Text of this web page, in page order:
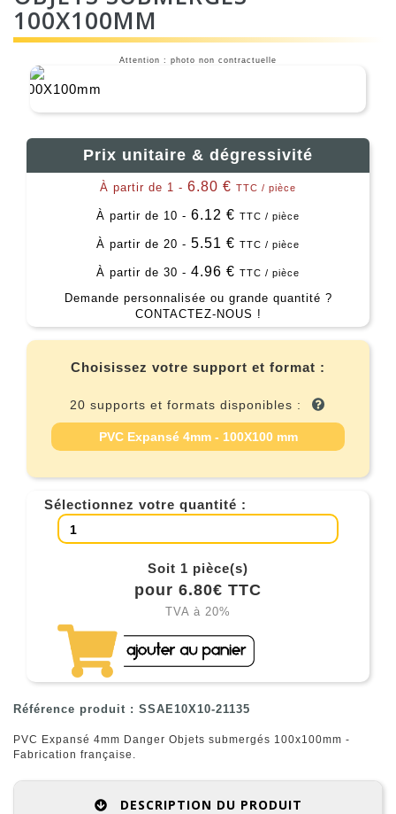
100X100MM
Attention : photo non contractuelle
Prix unitaire & dégressivité
À partir de 1 - 6.80 € TTC / pièce
À partir de 10 - 6.12 € TTC / pièce
À partir de 20 - 5.51 € TTC / pièce
À partir de 30 - 4.96 € TTC / pièce
Demande personnalisée ou grande quantité ?
CONTACTEZ-NOUS !
Choisissez votre support et format :
20 supports et formats disponibles :
PVC Expansé 4mm - 100X100 mm
Sélectionnez votre quantité :
Soit 1 pièce(s)
pour 6.80€ TTC
TVA à 20%
Référence produit : SSAE10X10-21135
PVC Expansé 4mm Danger Objets submergés 100x100mm -
Fabrication française.
DESCRIPTION DU PRODUIT